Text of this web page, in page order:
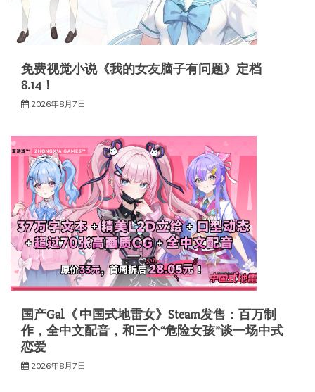
免费视觉小说《我的女友脑子有问题》定档
8.14！
2026年8月7日
国产Gal《 中国式地雷女》Steam发售：百万制
作，全中文配音，和三个“危险女孩”谈一场中式
恋爱
2026年8月7日